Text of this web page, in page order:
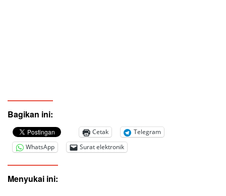
Bagikan ini:
Cetak
Telegram
WhatsApp
Surat elektronik
Menyukai ini: